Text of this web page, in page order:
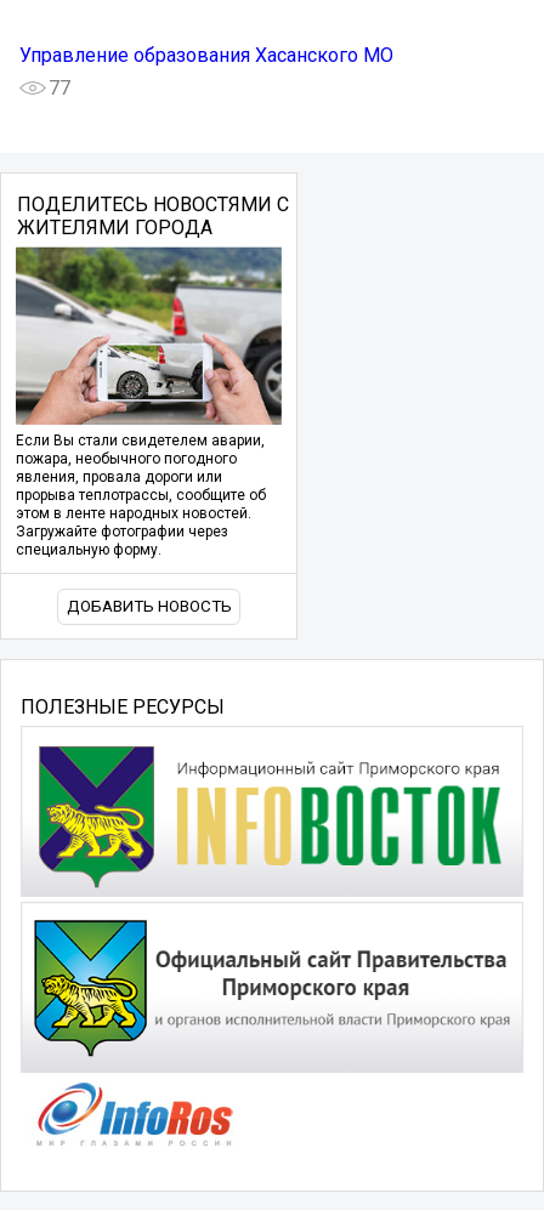
Управление образования Хасанского МО
77
ПОДЕЛИТЕСЬ НОВОСТЯМИ С
ЖИТЕЛЯМИ ГОРОДА
Если Вы стали свидетелем аварии,
пожара, необычного погодного
явления, провала дороги или
прорыва теплотрассы, сообщите об
этом в ленте народных новостей.
Загружайте фотографии через
специальную форму.
ДОБАВИТЬ НОВОСТЬ
ПОЛЕЗНЫЕ РЕСУРСЫ